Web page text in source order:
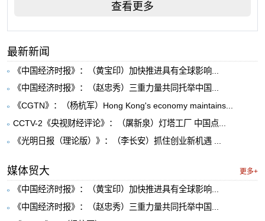
查看更多
最新新闻
《中国经济时报》：（黄宝印）加快推进具有全球影响...
《中国经济时报》：（赵忠秀）三重力量共同托举中国...
《CGTN》：（杨杭军）Hong Kong's economy maintains...
CCTV-2《央视财经评论》：（屠新泉）灯塔工厂 中国点...
《光明日报（理论版）》：（李长安）抓住创业新机遇 ...
媒体贸大 更多+
《中国经济时报》：（黄宝印）加快推进具有全球影响...
《中国经济时报》：（赵忠秀）三重力量共同托举中国...